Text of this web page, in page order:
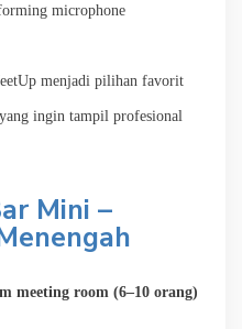
microphone
menjadi pilihan favorit
ingin tampil profesional
Mini –
meeting room (6–10 orang)